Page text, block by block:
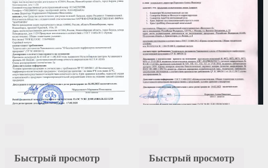
Быстрый просмотр
Быстрый просмотр